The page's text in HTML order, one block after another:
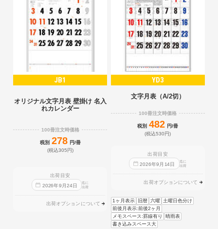
JB1
オリジナル文字月表 壁掛け 名入
れカレンダー
100冊注文時価格
税別 278 円/冊
(税込305円)
出荷目安
2026年9 月24日
迄に
出荷
出荷オプションについて
YD3
文字月表（A/2切）
100冊注文時価格
税別 482 円/冊
(税込530円)
出荷目安
2026年9 月 14日
迄に
出荷
出荷オプションについて
1ヶ月表示 旧暦 六曜
土曜日色分け
前後月表示:前後2ヶ月
メモスペース:罫線有り
晴雨表
書き込みスペース大